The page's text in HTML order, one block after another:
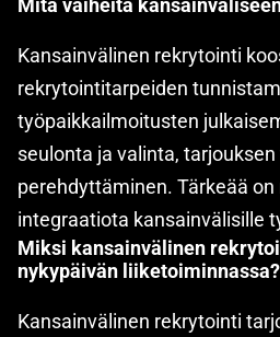
Mitä vaiheita
Kansainvälinen rekrytointi
rekrytointitarpeiden
työpaikkailmoitusten
seulonta ja valinta,
perehdyttäminen. Tärkeää
integraatiota kansainvälisille
Miksi kansainvälinen
nykypäivän liiketoiminnassa?
Kansainvälinen rekrytointi